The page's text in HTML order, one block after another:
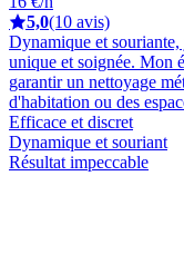
5,0(10 avis)
Dynamique et
unique et soignée. Mon
garantir un nettoyage
d'habitation ou des
Efficace et discret
Dynamique et souriant
Résultat impeccable